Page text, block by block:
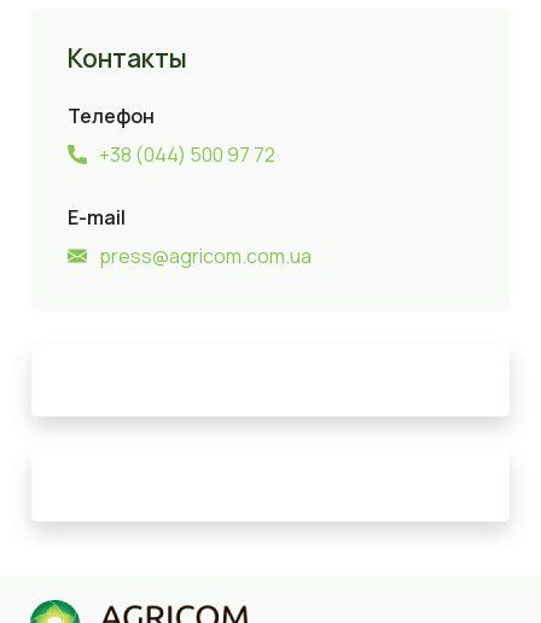
Контакты
Телефон
+38 (044) 500 97 72
E-mail
press@agricom.com.ua